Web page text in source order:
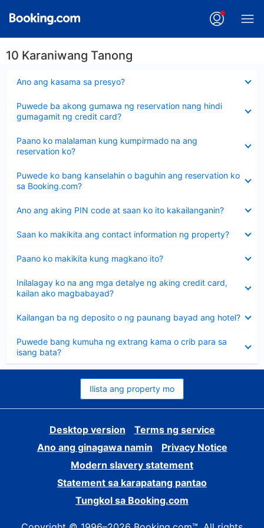
10 Karaniwang Tanong
Ano ang kasama sa presyo?
ang
Puwede ba akong gumawa ng reservation nang hindi
gumagamit ng credit card?
ang
sagot
Paano ko malalaman kung kumpirmado na ang
reservation ko?
ang
sagot
Puwede ko bang kanselahin o baguhin ang reservation ko
sa Booking.com?
ang
sagot
Ano ang aking PIN code at saan ko ito kakailanganin?
ang
Saan ko makikita ang contact information ng property?
ang
Paano ko makikita kung magkano ito?
ang
Inilalagay ko na ang mga detalye ng aking credit card,
kailan ako magbabayad?
ang
sagot
Kailangan ba ng deposito o ng paunang bayad ang hotel?
ang
Puwede bang kumuha ng extrang kama o crib para sa
isang bata?
ang
sagot
Ilista ang property mo
Desktop version
Terms ng service
Ano ang ginagawa namin
Privacy Notice
Modern slavery statement
Statement sa karapatang pantao
Tungkol sa Booking.com